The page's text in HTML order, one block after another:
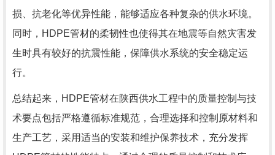
损、抗老化等优异性能，能够适应各种复杂的供水环境。
同时，HDPE管材的柔韧性也使得其在地震等自然灾害发
生时具有较好的抗震性能，保障供水系统的安全稳定运
行。
总结起来，HDPE管材在陕西供水工程中的质量控制与技
术要点包括严格遵循标准规范，合理选择和控制原材料和
生产工艺，采用适当的安装和维护保养技术，充分发挥